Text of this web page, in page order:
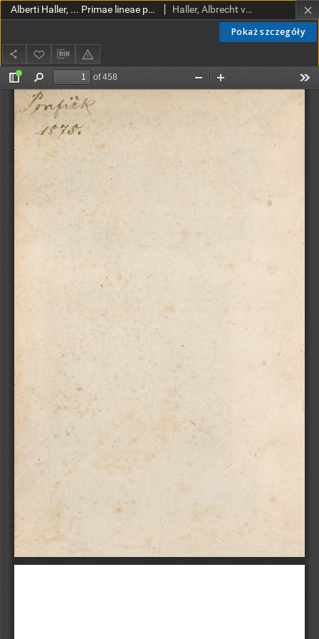
Pokaż szczegóły
Alberti Haller, ... Primae lineae physiologiae in usum praelectionum academicarum Haller, Albrecht von (1708–1777)